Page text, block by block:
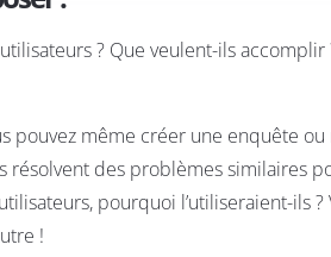
? Que veulent-ils
pouvez même créer une enquête
résolvent des problèmes similaires
pourquoi l’utiliseraient-ils
!